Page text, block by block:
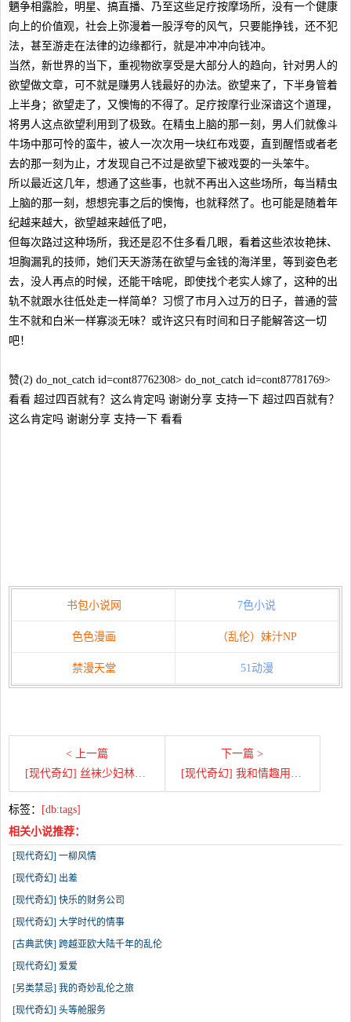
魉争相露脸，明星、搞直播、乃至这些足疗按摩场所，没有一个健康
向上的价值观，社会上弥漫着一股浮夸的风气，只要能挣钱，还不犯
法，甚至游走在法律的边缘都行，就是冲冲冲向钱冲。
当然，新世界的当下，重视物欲享受是大部分人的趋向，针对男人的
欲望做文章，可不就是赚男人钱最好的办法。欲望来了，下半身管着
上半身；欲望走了，又懊悔的不得了。足疗按摩行业深谙这个道理，
将男人这点欲望利用到了极致。在精虫上脑的那一刻，男人们就像斗
牛场中那可怜的蛮牛，被人一次次用一块红布戏耍，直到醒悟或者老
去的那一刻为止，才发现自己不过是欲望下被戏耍的一头笨牛。
所以最近这几年，想通了这些事，也就不再出入这些场所，每当精虫
上脑的那一刻，想想完事之后的懊悔，也就释然了。也可能是随着年
纪越来越大，欲望越来越低了吧，
但每次路过这种场所，我还是忍不住多看几眼，看着这些浓妆艳抹、
坦胸漏乳的技师，她们天天游荡在欲望与金钱的海洋里，等到姿色老
去，没人再点的时候，还能干啥呢，即使找个老实人嫁了，这种的出
轨不就跟水往低处走一样简单？习惯了市月入过万的日子，普通的营
生不就和白米一样寡淡无味？或许这只有时间和日子能解答这一切
吧！
赞(2) do_not_catch id=cont87762308> do_not_catch id=cont87781769>
看看 超过四百就有？这么肯定吗 谢谢分享 支持一下 超过四百就有？
这么肯定吗 谢谢分享 支持一下 看看
书包小说网 7色小说
色色漫画 （乱伦）妹汁NP
禁漫天堂 51动漫
< 上一篇
[现代奇幻] 丝袜少妇林婉芸
下一篇 >
[现代奇幻] 我和情趣用品老板娘的故事
标签：
[db:tags]
相关小说推荐：
[现代奇幻] 一柳风情
[现代奇幻] 出差
[现代奇幻] 快乐的财务公司
[现代奇幻] 大学时代的情事
[古典武侠] 跨越亚欧大陆千年的乱伦
[现代奇幻] 爱爱
[另类禁忌] 我的奇妙乱伦之旅
[现代奇幻] 头等舱服务